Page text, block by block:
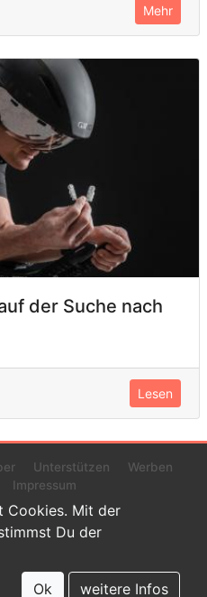
Mehr
der Suche nach
Lesen
Unterstützen
Werben
Impressum
data.com - aaa
haben sich auf
Fehler versteckt.
Cookies. Mit der
Du der
Ok
weitere Infos